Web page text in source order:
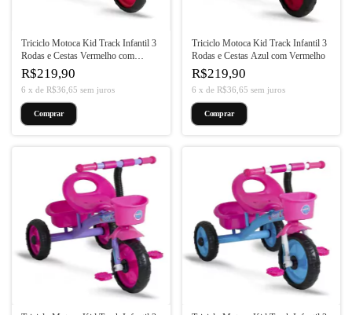
Triciclo Motoca Kid Track Infantil 3
Rodas e Cestas Vermelho com
Amarelo
R$219,90
6 x de R$36,65 sem juros
Triciclo Motoca Kid Track Infantil 3
Rodas e Cestas Azul com Vermelho
R$219,90
6 x de R$36,65 sem juros